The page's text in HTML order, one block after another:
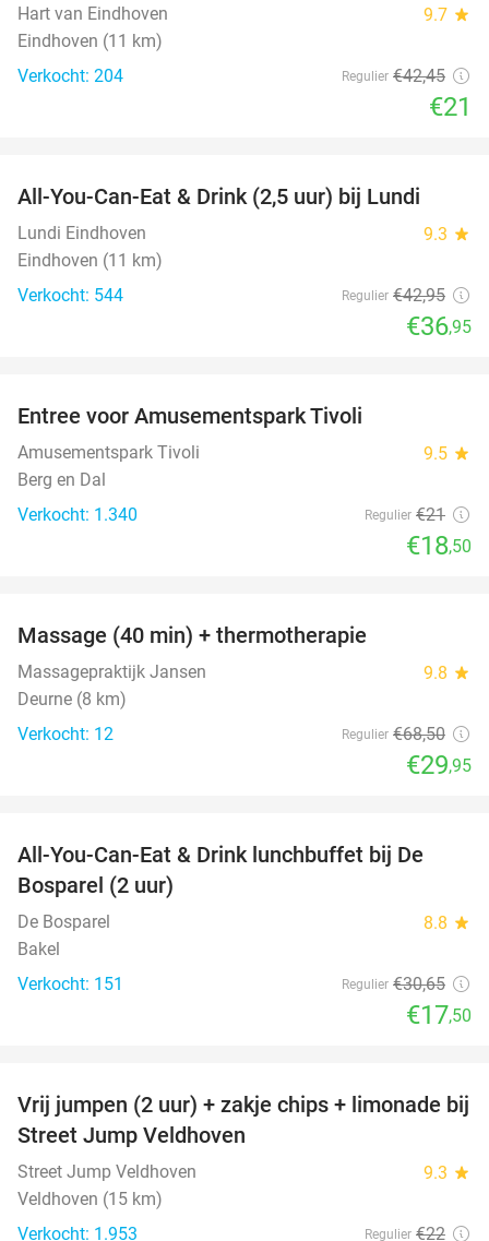
Hart van Eindhoven 9.7 star
Eindhoven (11 km)
Verkocht: 204
Regulier €42,45
€21
All-You-Can-Eat & Drink (2,5 uur) bij Lundi
Lundi Eindhoven 9.3 star
Eindhoven (11 km)
Verkocht: 544
Regulier €42,95
€36,95
Entree voor Amusementspark Tivoli
Amusementspark Tivoli 9.5 star
Berg en Dal
Verkocht: 1.340
Regulier €21
€18,50
Massage (40 min) + thermotherapie
Massagepraktijk Jansen 9.8 star
Deurne (8 km)
Verkocht: 12
Regulier €68,50
€29,95
43%
All-You-Can-Eat & Drink lunchbuffet bij De
Bosparel (2 uur)
De Bosparel 8.8 star
Bakel
Verkocht: 151
Regulier €30,65
€17,50
50%
Vrij jumpen (2 uur) + zakje chips + limonade bij
Street Jump Veldhoven
Street Jump Veldhoven 9.3 star
Veldhoven (15 km)
Verkocht: 1.953
Regulier €22